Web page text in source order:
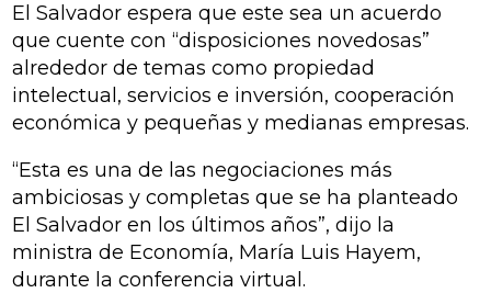
El Salvador espera que este sea un acuerdo
que cuente con “disposiciones novedosas”
alrededor de temas como propiedad
intelectual, servicios e inversión, cooperación
económica y pequeñas y medianas empresas.
“Esta es una de las negociaciones más
ambiciosas y completas que se ha planteado
El Salvador en los últimos años”, dijo la
ministra de Economía, María Luis Hayem,
durante la conferencia virtual.